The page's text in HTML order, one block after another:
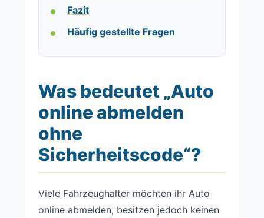
Fazit
Häufig gestellte Fragen
Was bedeutet „Auto
online abmelden
ohne
Sicherheitscode“?
Viele Fahrzeughalter möchten ihr Auto
online abmelden, besitzen jedoch keinen